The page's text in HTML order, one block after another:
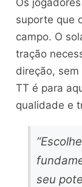
suporte que
campo. O
tração
direção,
TT é para
qualidade e
seu